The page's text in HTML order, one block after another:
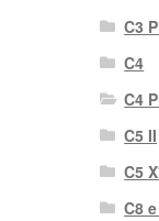
C3
C4
C4
C5 II
C5
C8